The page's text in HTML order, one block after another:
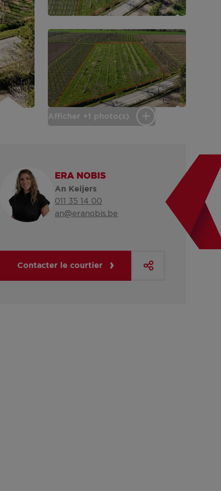
Afficher +1 photo(s)
ERA NOBIS
An Keijers
011 35 14 00
an@eranobis.be
Contacter le courtier